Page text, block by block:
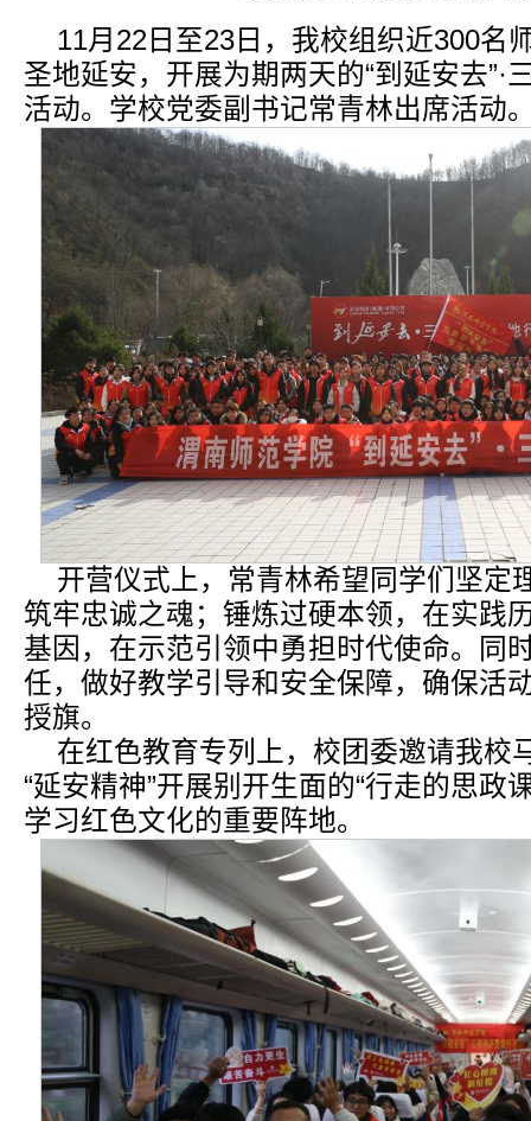
11月22日至23日，我校组织近300名
圣地延安，开展为期两天的“到延安去”·
活动。学校党委副书记常青林出席活动
开营仪式上，常青林希望同学们坚定
筑牢忠诚之魂；锤炼过硬本领，在实践
基因，在示范引领中勇担时代使命。同
任，做好教学引导和安全保障，确保活
授旗。
在红色教育专列上，校团委邀请我校
“延安精神”开展别开生面的“行走的思政
学习红色文化的重要阵地。